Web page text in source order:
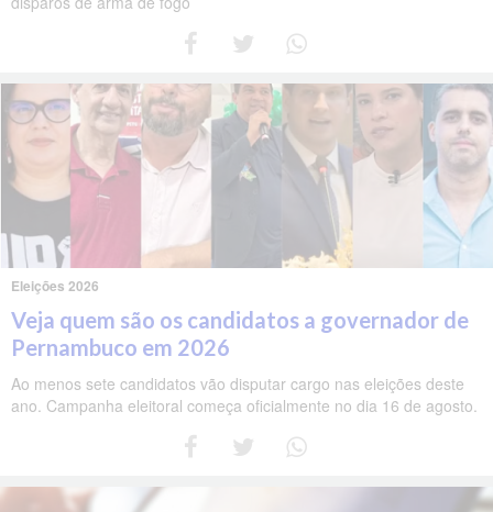
Eleições 2026
Veja quem são os candidatos a governador de
Pernambuco em 2026
Ao menos sete candidatos vão disputar cargo nas eleições deste
ano. Campanha eleitoral começa oficialmente no dia 16 de agosto.